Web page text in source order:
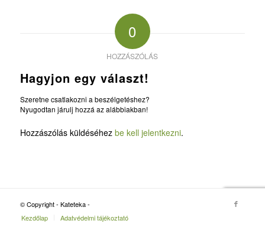
0
HOZZÁSZÓLÁS
Hagyjon egy választ!
Szeretne csatlakozni a beszélgetéshez?
Nyugodtan járulj hozzá az alábbiakban!
Hozzászólás küldéséhez be kell jelentkezni.
© Copyright - Kateteka -
Kezdőlap
Adatvédelmi tájékoztató